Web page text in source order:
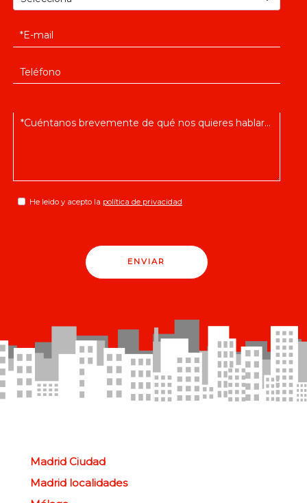
He leido y acepto la política de privacidad
ENVIAR
Madrid Ciudad
Madrid localidades